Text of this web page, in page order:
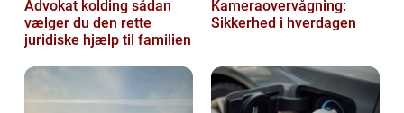
Advokat kolding sådan
vælger du den rette
juridiske hjælp til familien
Kameraovervågning:
Sikkerhed i hverdagen